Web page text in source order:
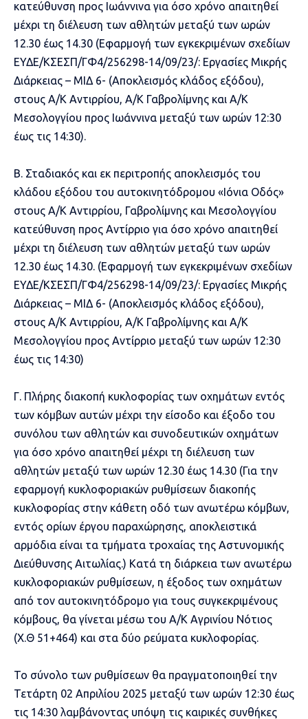
κατεύθυνση προς Ιωάννινα για όσο χρόνο απαιτηθεί
μέχρι τη διέλευση των αθλητών μεταξύ των ωρών
12.30 έως 14.30 (Εφαρμογή των εγκεκριμένων σχεδίων
ΕΥΔΕ/ΚΣΕΣΠ/ΓΦ4/256298-14/09/23/: Εργασίες Μικρής
Διάρκειας – ΜΙΔ 6- (Αποκλεισμός κλάδος εξόδου),
στους Α/Κ Αντιρρίου, Α/Κ Γαβρολίμνης και Α/Κ
Μεσολογγίου προς Ιωάννινα μεταξύ των ωρών 12:30
έως τις 14:30).
Β. Σταδιακός και εκ περιτροπής αποκλεισμός του
κλάδου εξόδου του αυτοκινητόδρομου «Ιόνια Οδός»
στους Α/Κ Αντιρρίου, Γαβρολίμνης και Μεσολογγίου
κατεύθυνση προς Αντίρριο για όσο χρόνο απαιτηθεί
μέχρι τη διέλευση των αθλητών μεταξύ των ωρών
12.30 έως 14.30. (Εφαρμογή των εγκεκριμένων σχεδίων
ΕΥΔΕ/ΚΣΕΣΠ/ΓΦ4/256298-14/09/23/: Εργασίες Μικρής
Διάρκειας – ΜΙΔ 6- (Αποκλεισμός κλάδος εξόδου),
στους Α/Κ Αντιρρίου, Α/Κ Γαβρολίμνης και Α/Κ
Μεσολογγίου προς Αντίρριο μεταξύ των ωρών 12:30
έως τις 14:30)
Γ. Πλήρης διακοπή κυκλοφορίας των οχημάτων εντός
των κόμβων αυτών μέχρι την είσοδο και έξοδο του
συνόλου των αθλητών και συνοδευτικών οχημάτων
για όσο χρόνο απαιτηθεί μέχρι τη διέλευση των
αθλητών μεταξύ των ωρών 12.30 έως 14.30 (Για την
εφαρμογή κυκλοφοριακών ρυθμίσεων διακοπής
κυκλοφορίας στην κάθετη οδό των ανωτέρω κόμβων,
εντός ορίων έργου παραχώρησης, αποκλειστικά
αρμόδια είναι τα τμήματα τροχαίας της Αστυνομικής
Διεύθυνσης Αιτωλίας.) Κατά τη διάρκεια των ανωτέρω
κυκλοφοριακών ρυθμίσεων, η έξοδος των οχημάτων
από τον αυτοκινητόδρομο για τους συγκεκριμένους
κόμβους, θα γίνεται μέσω του Α/Κ Αγρινίου Νότιος
(Χ.Θ 51+464) και στα δύο ρεύματα κυκλοφορίας.
Το σύνολο των ρυθμίσεων θα πραγματοποιηθεί την
Τετάρτη 02 Απριλίου 2025 μεταξύ των ωρών 12:30 έως
τις 14:30 λαμβάνοντας υπόψη τις καιρικές συνθήκες